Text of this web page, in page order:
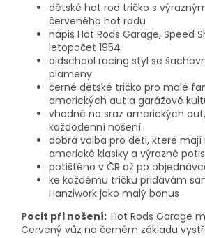
dětské hot rod tričko s
červeného hot rodu
nápis Hot Rods Garage, Speed
letopočet 1954
oldschool racing styl se
plameny
černé dětské tričko pro malé
amerických aut a garážové
vhodné na sraz amerických
každodenní nošení
dobrá volba pro děti, které mají
americké klasiky a výrazné
potištěno v ČR až po
ke každému tričku přidávám
Hanziwork jako malý bonus
Pocit při nošení: Hot Rods Garage
Červený vůz na černém základu